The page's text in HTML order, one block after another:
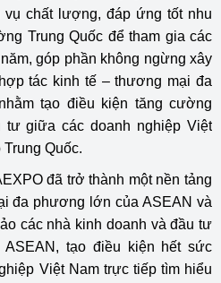
vụ chất lượng, đáp ứng tốt nhu
Trung Quốc để tham gia các
góp phần không ngừng xây
tác kinh tế – thương mại đa
tạo điều kiện tăng cường
giữa các doanh nghiệp Việt
Quốc.
đã trở thành một nền tảng
đa phương lớn của ASEAN và
các nhà kinh doanh và đầu tư
tạo điều kiện hết sức
Việt Nam trực tiếp tìm hiểu